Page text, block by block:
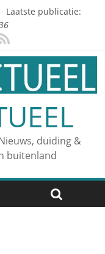
· Laatste publicatie:
duiding &
buitenland